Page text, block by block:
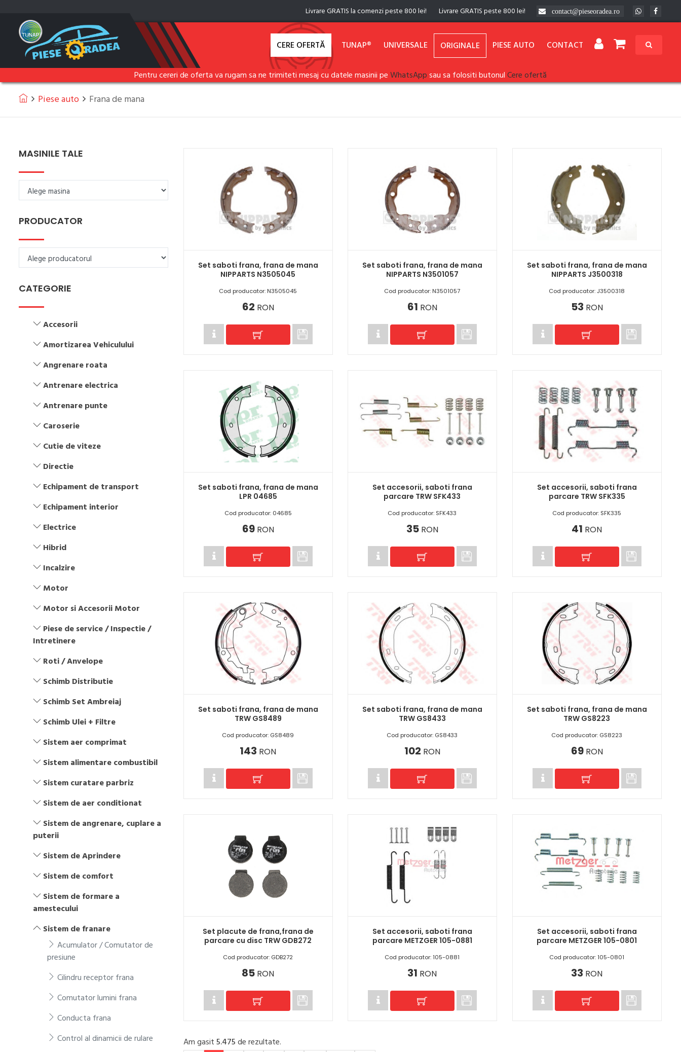
Livrare GRATIS la comenzi peste 800 lei! Livrare GRATIS peste 800 lei! contact@pieseoradea.ro
CERE OFERTĂ TUNAP® UNIVERSALE ORIGINALE PIESE AUTO CONTACT
Pentru cereri de oferta va rugam sa ne trimiteti mesaj cu datele masinii peWhatsAppsau sa folositi butonulCere ofertă
Piese auto Frana de mana
MASINILE TALE
PRODUCATOR
CATEGORIE
Accesorii
Amortizarea Vehiculului
Angrenare roata
Antrenare electrica
Antrenare punte
Caroserie
Cutie de viteze
Directie
Echipament de transport
Echipament interior
Electrice
Hibrid
Incalzire
Motor
Motor si Accesorii Motor
Piese de service / Inspectie /
Intretinere
Roti / Anvelope
Schimb Distributie
Schimb Set Ambreiaj
Schimb Ulei + Filtre
Sistem aer comprimat
Sistem alimentare combustibil
Sistem curatare parbriz
Sistem de aer conditionat
Sistem de angrenare, cuplare a
puterii
Sistem de Aprindere
Sistem de comfort
Sistem de formare a
amestecului
Sistem de franare
Acumulator / Comutator de
presiune
Cilindru receptor frana
Comutator lumini frana
Conducta frana
Control al dinamicii de rulare
Set saboti frana, frana de mana
NIPPARTS N3505045
Cod producator: N3505045
62 RON
Set saboti frana, frana de mana
NIPPARTS N3501057
Cod producator: N3501057
61 RON
Set saboti frana, frana de mana
NIPPARTS J3500318
Cod producator: J3500318
53 RON
Set saboti frana, frana de mana
LPR 04685
Cod producator: 04685
69RON
Set accesorii, saboti frana
parcare TRW SFK433
Cod producator: SFK433
35RON
Set accesorii, saboti frana
parcare TRW SFK335
Cod producator: SFK335
41 RON
Set saboti frana, frana de mana
TRW GS8489
Cod producator: GS8489
143 RON
Set saboti frana, frana de mana
TRW GS8433
Cod producator: GS8433
102 RON
Set saboti frana, frana de mana
TRW GS8223
Cod producator: GS8223
69RON
Set placute de frana,frana de
parcare cu disc TRW GDB272
Cod producator: GDB272
85 RON
Set accesorii, saboti frana
parcare METZGER 105-0881
Cod producator: 105-0881
31 RON
Set accesorii, saboti frana
parcare METZGER 105-0801
Cod producator: 105-0801
33 RON
Am gasit5.475de rezultate.